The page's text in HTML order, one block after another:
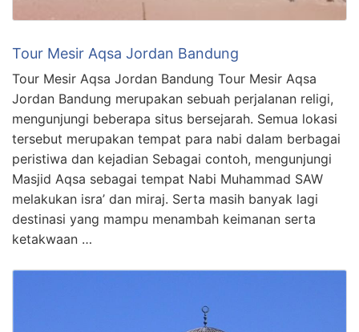
Tour Mesir Aqsa Jordan Bandung
Tour Mesir Aqsa Jordan Bandung Tour Mesir Aqsa
Jordan Bandung merupakan sebuah perjalanan religi,
mengunjungi beberapa situs bersejarah. Semua lokasi
tersebut merupakan tempat para nabi dalam berbagai
peristiwa dan kejadian Sebagai contoh, mengunjungi
Masjid Aqsa sebagai tempat Nabi Muhammad SAW
melakukan isra’ dan miraj. Serta masih banyak lagi
destinasi yang mampu menambah keimanan serta
ketakwaan …